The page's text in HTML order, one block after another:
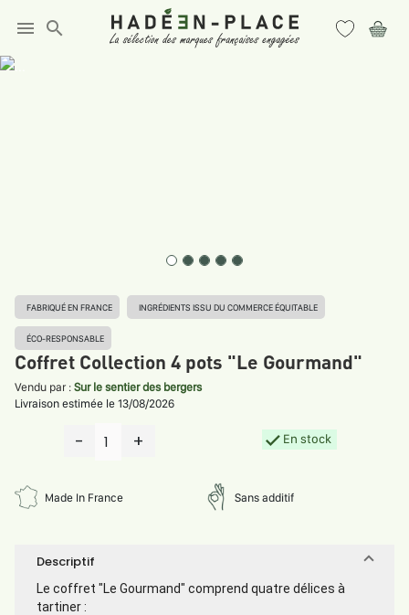
menu search
FABRIQUÉ EN FRANCE INGRÉDIENTS ISSU DU COMMERCE ÉQUITABLE
ÉCO-RESPONSABLE
Coffret Collection 4 pots "Le Gourmand"
Vendu par : Sur le sentier des bergers
Livraison estimée le 13/08/2026
Made In France Sans additif
- 1 + En stock
Descriptif
Le coffret "Le Gourmand" comprend quatre délices à
tartiner :